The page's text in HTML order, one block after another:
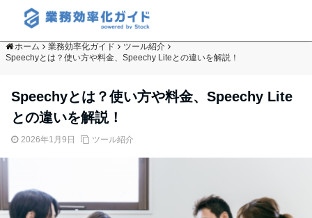
ホーム 業務効率化ガイド
ツール紹介
Speechyとは？使い方や料金、Speechy Liteとの違いを解説！
Speechyとは？使い方や料金、Speechy Lite
との違いを解説！
2026年1月9日 ツール紹介